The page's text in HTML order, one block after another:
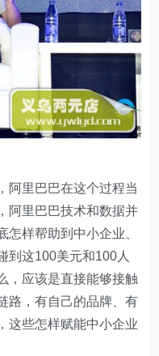
阿里巴巴在这个过程当
阿里巴巴技术和数据并
样帮助到中小企业、
到这100美元和100人
，应该是直接能够接触
路，有自己的品牌、有
这些怎样赋能中小企业